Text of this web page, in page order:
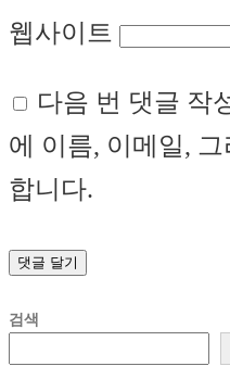
웹사이트
다음 번 댓글 작
에 이름, 이메일,
합니다.
검색